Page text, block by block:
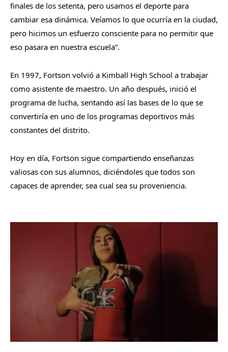
finales de los setenta, pero usamos el deporte para
cambiar esa dinámica. Veíamos lo que ocurría en la ciudad,
pero hicimos un esfuerzo consciente para no permitir que
eso pasara en nuestra escuela”.
En 1997, Fortson volvió a Kimball High School a trabajar
como asistente de maestro. Un año después, inició el
programa de lucha, sentando así las bases de lo que se
convertiría en uno de los programas deportivos más
constantes del distrito.
Hoy en día, Fortson sigue compartiendo enseñanzas
valiosas con sus alumnos, diciéndoles que todos son
capaces de aprender, sea cual sea su proveniencia.